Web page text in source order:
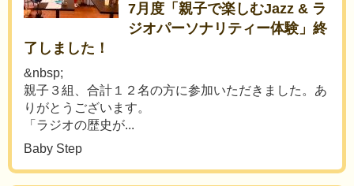
7月度「親子で楽しむJazz & ラ
ジオパーソナリティー体験」終
了しました！
&nbsp;
親子３組、合計１２名の方に参加いただきました。あ
りがとうございます。
「ラジオの歴史が...
Baby Step